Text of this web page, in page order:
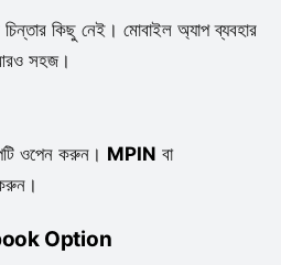
চিন্তার কিছু নেই। মোবাইল অ্যাপ ব্যবহার
সহজ।
ওপেন করুন। MPIN বা
Option